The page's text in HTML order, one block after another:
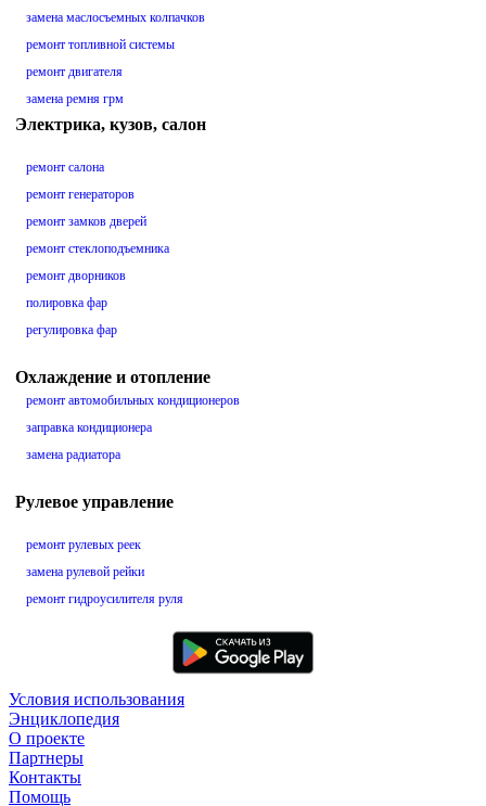
замена маслосъемных колпачков
ремонт топливной системы
ремонт двигателя
замена ремня грм
Электрика, кузов, салон
ремонт салона
ремонт генераторов
ремонт замков дверей
ремонт стеклоподъемника
ремонт дворников
полировка фар
регулировка фар
Охлаждение и отопление
ремонт автомобильных кондиционеров
заправка кондиционера
замена радиатора
Рулевое управление
ремонт рулевых реек
замена рулевой рейки
ремонт гидроусилителя руля
Условия использования
Энциклопедия
О проекте
Партнеры
Контакты
Помощь